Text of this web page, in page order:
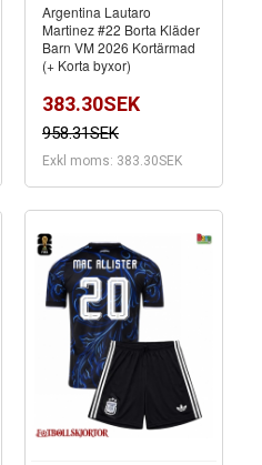
Argentina Lautaro
Martinez #22 Borta Kläder
Barn VM 2026 Kortärmad
(+ Korta byxor)
383.30SEK
958.31SEK
Exkl moms: 383.30SEK